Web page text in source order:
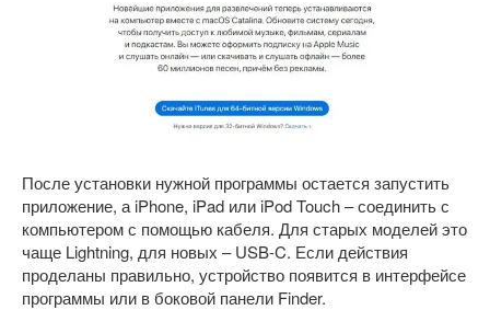
После установки нужной программы остается запустить
приложение, а iPhone, iPad или iPod Touch – соединить с
компьютером с помощью кабеля. Для старых моделей это
чаще Lightning, для новых – USB-C. Если действия
проделаны правильно, устройство появится в интерфейсе
программы или в боковой панели Finder.